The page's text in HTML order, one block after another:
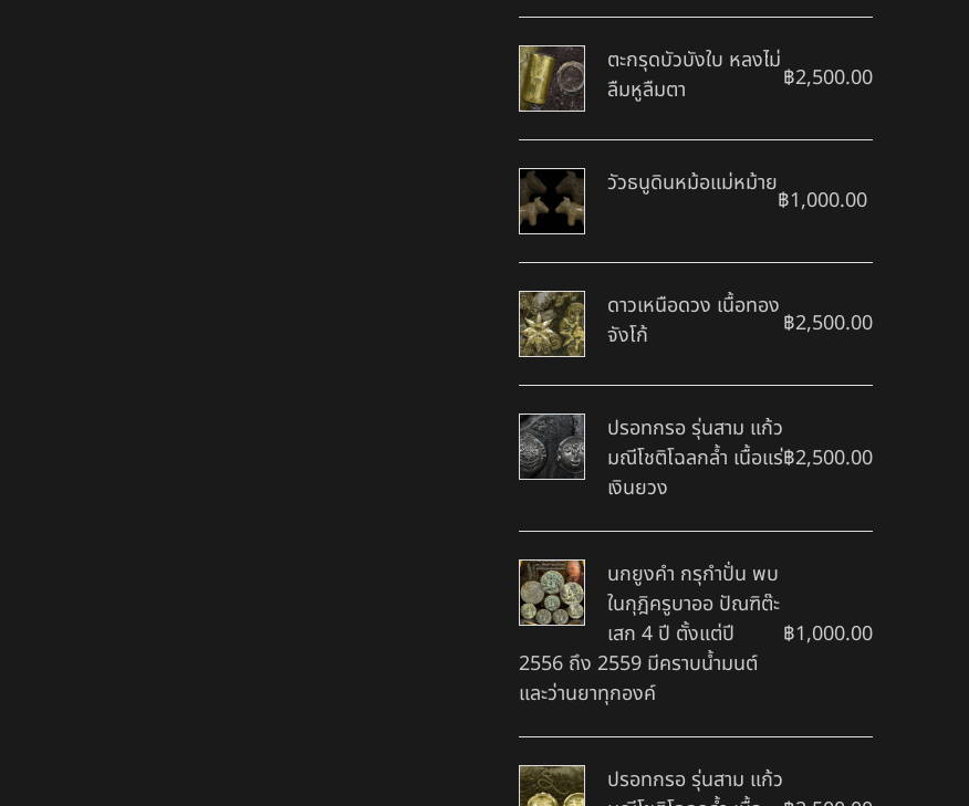
ตะกรุดบัวบังใบ หลงไม่
ลืมหูลืมตา
฿2,500.00
วัวธนูดินหม้อแม่หม้าย
฿1,000.00
ดาวเหนือดวง เนื้อทอง
จังโก้
฿2,500.00
ปรอทกรอ รุ่นสาม แก้ว
มณีโชติโฉลกล้ำ เนื้อแร่
เงินยวง
฿2,500.00
นกยูงคำ กรุกำปั่น พบ
ในกุฎิครูบาออ ปัณฑิต๊ะ
เสก 4 ปี ตั้งแต่ปี
2556 ถึง 2559 มีคราบน้ำมนต์
และว่านยาทุกองค์
฿1,000.00
ปรอทกรอ รุ่นสาม แก้ว